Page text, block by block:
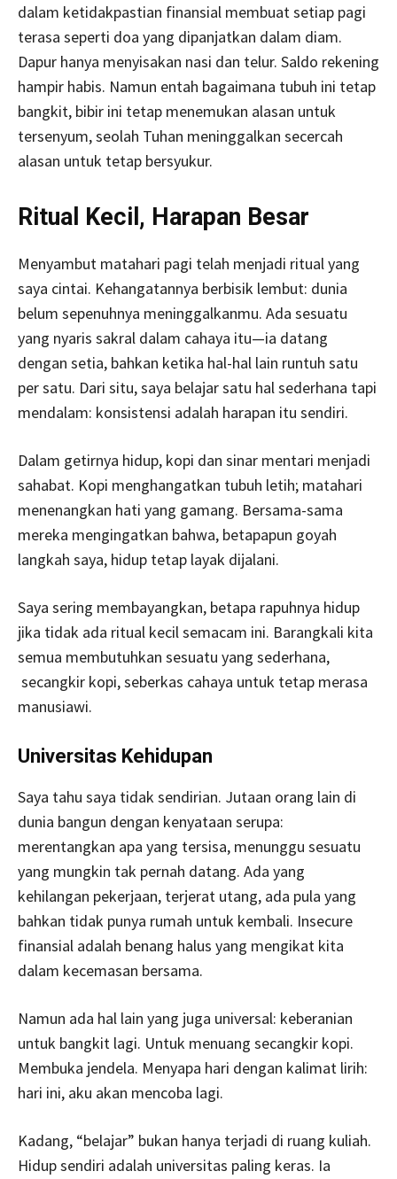
dalam ketidakpastian finansial membuat setiap pagi
terasa seperti doa yang dipanjatkan dalam diam.
Dapur hanya menyisakan nasi dan telur. Saldo rekening
hampir habis. Namun entah bagaimana tubuh ini tetap
bangkit, bibir ini tetap menemukan alasan untuk
tersenyum, seolah Tuhan meninggalkan secercah
alasan untuk tetap bersyukur.
Ritual Kecil, Harapan Besar
Menyambut matahari pagi telah menjadi ritual yang
saya cintai. Kehangatannya berbisik lembut: dunia
belum sepenuhnya meninggalkanmu. Ada sesuatu
yang nyaris sakral dalam cahaya itu—ia datang
dengan setia, bahkan ketika hal-hal lain runtuh satu
per satu. Dari situ, saya belajar satu hal sederhana tapi
mendalam: konsistensi adalah harapan itu sendiri.
Dalam getirnya hidup, kopi dan sinar mentari menjadi
sahabat. Kopi menghangatkan tubuh letih; matahari
menenangkan hati yang gamang. Bersama-sama
mereka mengingatkan bahwa, betapapun goyah
langkah saya, hidup tetap layak dijalani.
Saya sering membayangkan, betapa rapuhnya hidup
jika tidak ada ritual kecil semacam ini. Barangkali kita
semua membutuhkan sesuatu yang sederhana,
secangkir kopi, seberkas cahaya untuk tetap merasa
manusiawi.
Universitas Kehidupan
Saya tahu saya tidak sendirian. Jutaan orang lain di
dunia bangun dengan kenyataan serupa:
merentangkan apa yang tersisa, menunggu sesuatu
yang mungkin tak pernah datang. Ada yang
kehilangan pekerjaan, terjerat utang, ada pula yang
bahkan tidak punya rumah untuk kembali. Insecure
finansial adalah benang halus yang mengikat kita
dalam kecemasan bersama.
Namun ada hal lain yang juga universal: keberanian
untuk bangkit lagi. Untuk menuang secangkir kopi.
Membuka jendela. Menyapa hari dengan kalimat lirih:
hari ini, aku akan mencoba lagi.
Kadang, “belajar” bukan hanya terjadi di ruang kuliah.
Hidup sendiri adalah universitas paling keras. Ia